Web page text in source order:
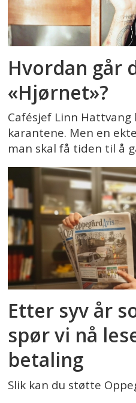
Hvordan går
«Hjørnet»?
Cafésjef Linn
karantene. Men en
man skal få tiden til å
Etter syv år
spør vi nå
betaling
Slik kan du støtte